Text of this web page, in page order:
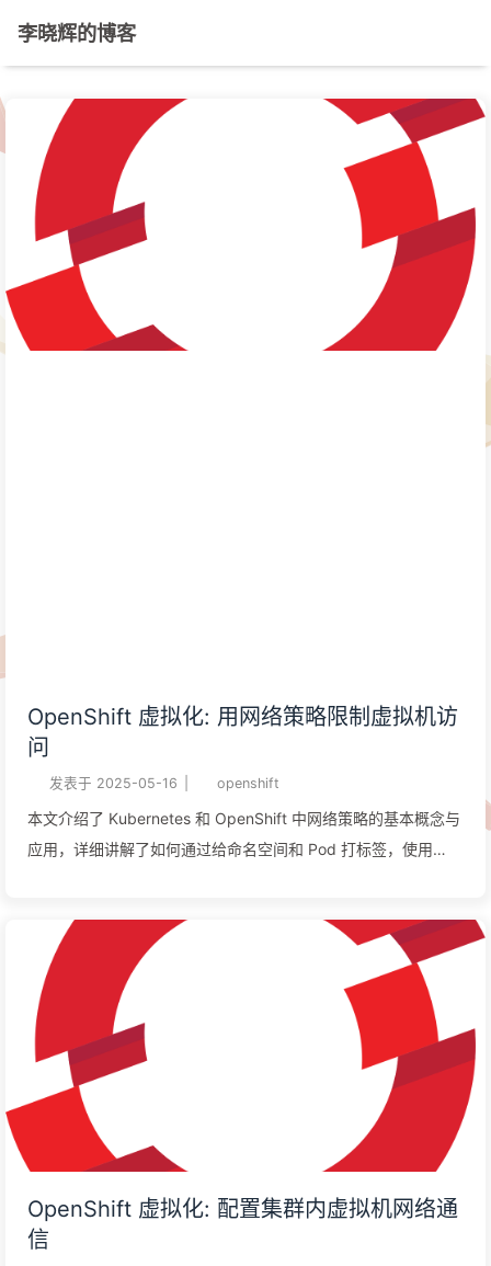
李晓辉的博客
OpenShift 虚拟化: 用网络策略限制虚拟机访
问
发表于 2025-05-16 openshift
本文介绍了 Kubernetes 和 OpenShift 中网络策略的基本概念与
应用，详细讲解了如何通过给命名空间和 Pod 打标签，使用
以及 ANP 与普通命名空间策略的区别。
OpenShift 虚拟化: 配置集群内虚拟机网络通
信